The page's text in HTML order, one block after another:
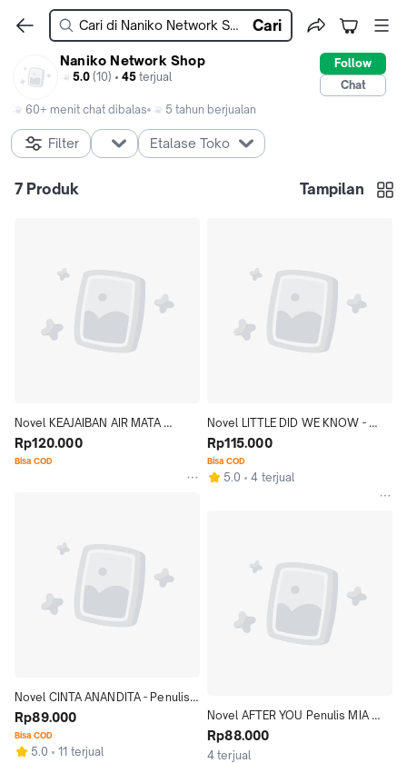
Cari
Naniko Network Shop
5.0 (10) • 45 terjual
Follow
Chat
60+ menit chat dibalas
5 tahun berjualan
Filter Etalase Toko
7 Produk Tampilan
Novel KEAJAIBAN AIR MATA
WANITA - Penulis MIA CHUZ,
NASRULLAH, FREDY ARYANTO
Rp120.000
Bisa COD
Novel CINTA ANANDITA - Penulis
MIA CHUZ
Rp89.000
Bisa COD
5.0 11 terjual
Novel LITTLE DID WE KNOW -
Penulis MIA CHUZ
Rp115.000
Bisa COD
5.0 4 terjual
Novel AFTER YOU Penulis MIA
CHUZ
Rp88.000
4 terjual